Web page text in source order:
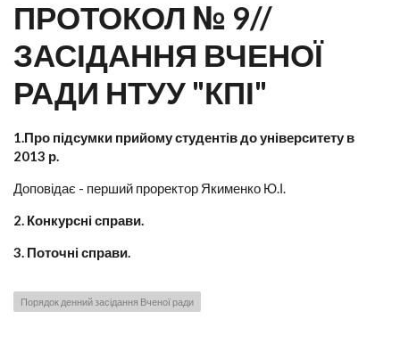
ПРОТОКОЛ № 9//
ЗАСІДАННЯ ВЧЕНОЇ
РАДИ НТУУ "КПІ"
1.Про підсумки прийому студентів до університету в
2013 р.
Доповідає - перший проректор Якименко Ю.І.
2. Конкурсні справи.
3. Поточні справи.
Порядок денний засідання Вченої ради